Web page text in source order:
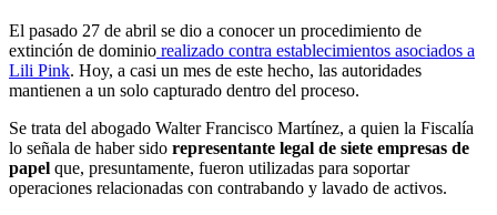
El pasado 27 de abril se dio a conocer un procedimiento de
extinción de dominio realizado contra establecimientos asociados a
Lili Pink. Hoy, a casi un mes de este hecho, las autoridades
mantienen a un solo capturado dentro del proceso.
Se trata del abogado Walter Francisco Martínez, a quien la Fiscalía
lo señala de haber sido representante legal de siete empresas de
papel que, presuntamente, fueron utilizadas para soportar
operaciones relacionadas con contrabando y lavado de activos.